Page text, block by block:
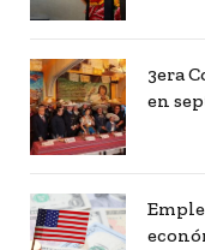
3era
en